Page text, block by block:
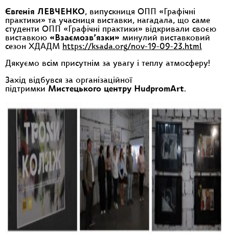
Євгенія ЛЕВЧЕНКО, випускниця ОПП «Графічні
практики» та учасниця виставки, нагадала, що саме
студенти ОПП «Графічні практики» відкривали своєю
виставкою «Взаємозв’язки» минулий виставковий
сезон ХДАДМ https://ksada.org/nov-19-09-23.html
Дякуємо всім присутнім за увагу і теплу атмосферу!
Захід відбувся за організаційної
підтримки Мистецького центру HudpromArt.